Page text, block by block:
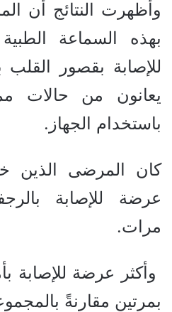
وأظهرت النتائج أن
بهذه السماعة
للإصابة بقصور
يعانون من حالات
باستخدام الجهاز.
كان المرضى الذين
عرضة للإصابة
مرات.
وأكثر عرضة للإصابة
بمرتين مقارنةً